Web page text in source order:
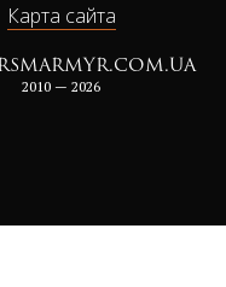
Карта сайта
2010 — 2026